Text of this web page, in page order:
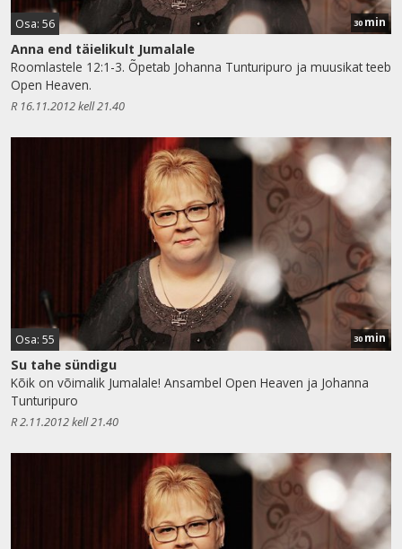
Osa: 56 30 min
Anna end täielikult Jumalale
Roomlastele 12:1-3. Õpetab Johanna Tunturipuro ja muusikat teeb
Open Heaven.
R 16.11.2012 kell 21.40
Osa: 55 30 min
Su tahe sündigu
Kõik on võimalik Jumalale! Ansambel Open Heaven ja Johanna
Tunturipuro
R 2.11.2012 kell 21.40